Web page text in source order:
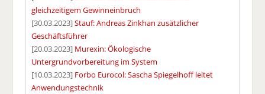
gleichzeitigem Gewinneinbruch
[30.03.2023]Stauf: Andreas Zinkhan zusätzlicher
Geschäftsführer
[20.03.2023] Murexin: Ökologische
Untergrundvorbereitung im System
[10.03.2023] Forbo Eurocol: Sascha Spiegelhoff leitet
Anwendungstechnik